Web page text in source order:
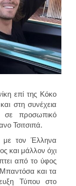
επί της Κόκο
στη συνέχεια
προσωπικό
Τσιτσιπά.
με τον Έλληνα
και μάλλον όχι
από το ύφος
Μπαντόσα και τα
Τύπου στο